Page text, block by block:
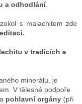
a odhodlání.
s malachitem zde
v tradicích a
minerálu, je
V tělesné podpoře
pohlavní orgány (při